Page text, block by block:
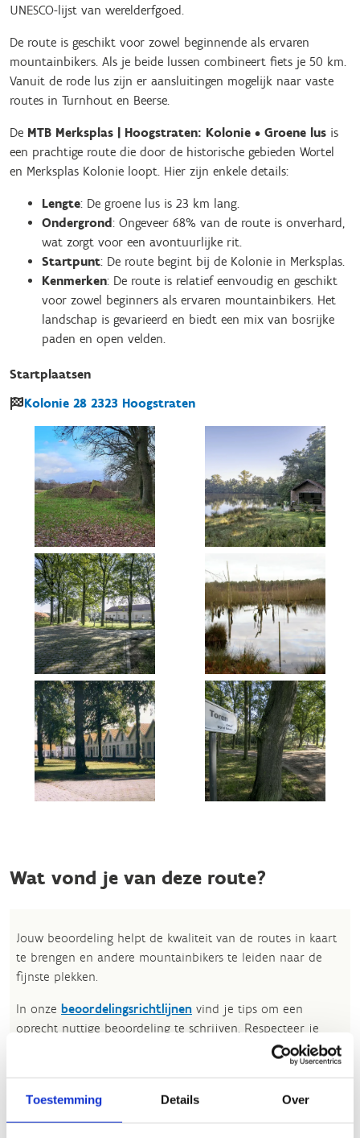
Toestemming Details Over
UNESCO-lijst van werelderfgoed.
De route is geschikt voor zowel beginnende als ervaren
mountainbikers. Als je beide lussen combineert fiets je 50 km.
Vanuit de rode lus zijn er aansluitingen mogelijk naar vaste
routes in Turnhout en Beerse.
De MTB Merksplas | Hoogstraten: Kolonie • Groene lus is
een prachtige route die door de historische gebieden Wortel
en Merksplas Kolonie loopt. Hier zijn enkele details:
Lengte: De groene lus is 23 km lang.
Ondergrond: Ongeveer 68% van de route is onverhard,
wat zorgt voor een avontuurlijke rit.
Startpunt: De route begint bij de Kolonie in Merksplas.
Kenmerken: De route is relatief eenvoudig en geschikt
voor zowel beginners als ervaren mountainbikers. Het
landschap is gevarieerd en biedt een mix van bosrijke
paden en open velden.
Startplaatsen
Kolonie 28 2323 Hoogstraten
Wat vond je van deze route?
Jouw beoordeling helpt de kwaliteit van de routes in kaart
te brengen en andere mountainbikers te leiden naar de
fijnste plekken.
In onze beoordelingsrichtlijnen vind je tips om een
oprecht nuttige beoordeling te schrijven. Respecteer je
onze richtlijnen niet, dan kunnen wij beslissen jouw
beoordelingen te verwijderen. Wij behouden ons het recht
tekstgedeelte van jouw evaluatie zonder de feitelijke
inhoud ervan te veranderen, bijvoorbeeld om taalfouten